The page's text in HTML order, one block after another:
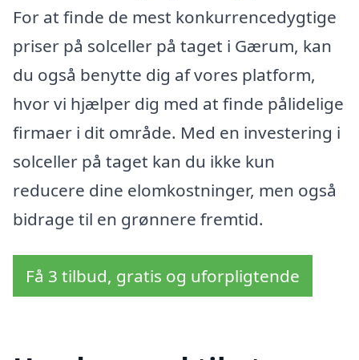
For at finde de mest konkurrencedygtige
priser på solceller på taget i Gærum, kan
du også benytte dig af vores platform,
hvor vi hjælper dig med at finde pålidelige
firmaer i dit område. Med en investering i
solceller på taget kan du ikke kun
reducere dine elomkostninger, men også
bidrage til en grønnere fremtid.
Få 3 tilbud, gratis og uforpligtende